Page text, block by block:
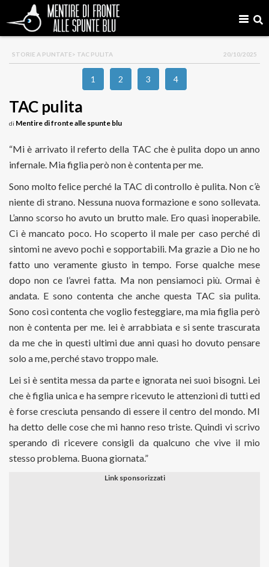
STORIE A PUNTATE> TAC PULITA 20/10/2025
1 2 3 4
TAC pulita
di Mentire di fronte alle spunte blu
“Mi è arrivato il referto della TAC che è pulita dopo un anno
infernale. Mia figlia però non è contenta per me.
Sono molto felice perché la TAC di controllo è pulita. Non c’è
niente di strano. Nessuna nuova formazione e sono sollevata.
L’anno scorso ho avuto un brutto male. Ero quasi inoperabile.
Ci è mancato poco. Ho scoperto il male per caso perché di
sintomi ne avevo pochi e sopportabili. Ma grazie a Dio ne ho
fatto uno veramente giusto in tempo. Forse qualche mese
dopo non ce l’avrei fatta. Ma non pensiamoci più. Ormai è
andata. E sono contenta che anche questa TAC sia pulita.
Sono così contenta che voglio festeggiare, ma mia figlia però
non è contenta per me. lei è arrabbiata e si sente trascurata
da me che in questi ultimi due anni quasi ho dovuto pensare
solo a me, perché stavo troppo male.
Lei si è sentita messa da parte e ignorata nei suoi bisogni. Lei
che è figlia unica e ha sempre ricevuto le attenzioni di tutti ed
è forse cresciuta pensando di essere il centro del mondo. MI
ha detto delle cose che mi hanno reso triste. Quindi vi scrivo
sperando di ricevere consigli da qualcuno che vive il mio
stesso problema. Buona giornata.”